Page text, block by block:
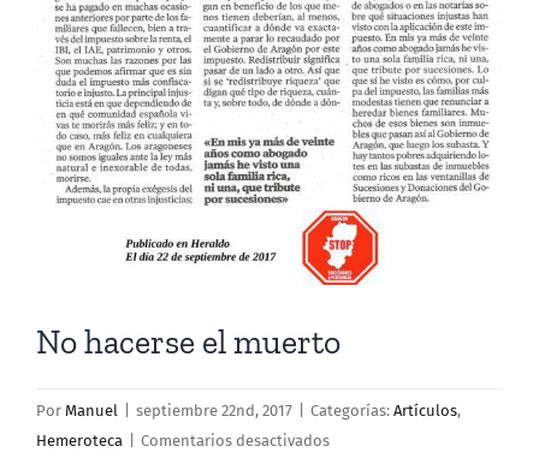
No hacerse el muerto
Por Manuel septiembre 22nd, 2017 Categorías: Artículos,
Hemeroteca
Comentarios desactivadosen